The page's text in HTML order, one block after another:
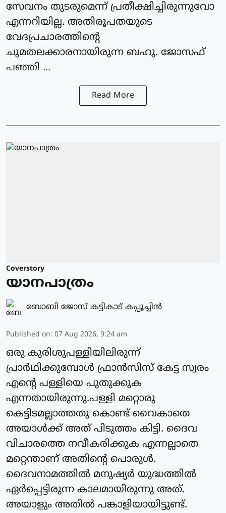
സേവനം തുടരുമെന്ന് പ്രതീക്ഷിച്ചിരുന്നുവോ
എന്നറിയില്ല. അതിരൂപതയുടെ
വേദപ്രചാരത്തിന്റെ
ചുമതലക്കാരനായിരുന്ന ബഹു. ജോസഫ്
പഞ്ഞി ...
Read More
Coverstory
യാനപാത്രം
ബോബി ജോസ് കട്ടികാട് കപ്പൂച്ചിൻ
Published on: 07 Aug 2026, 9:24 am
ഒരു കുരിശുപള്ളിയിലിരുന്ന്
പ്രാർഥിക്കുമ്പോൾ ഫ്രാൻസിസ് കേട്ട സ്വരം
എന്റെ പള്ളിയെ പുതുക്കുക
എന്നതായിരുന്നു.പള്ളി മറ്റൊരു
കെട്ടിടമല്ലാത്തതു കൊണ്ട് വൈകാതെ
അയാൾക്ക് അത് പിടുത്തം കിട്ടി. ദൈവ
വിചാരത്തെ നവീകരിക്കുക എന്നല്ലാതെ
മറ്റെന്താണ് അതിന്റെ പൊരുൾ.
ദൈവനാമത്തിൽ മനുഷ്യർ യുദ്ധത്തിൽ
ഏർപ്പെട്ടിരുന്ന കാലമായിരുന്നു അത്.
അയാളും അതിൽ പങ്കാളിയായിട്ടുണ്ട്.